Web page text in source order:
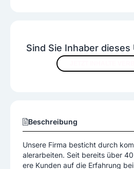
Sind Sie Inhaber
Beschreibung
Unsere Firma besticht durch
alerarbeiten. Seit bereits über
ere Kunden auf die Erfahrung